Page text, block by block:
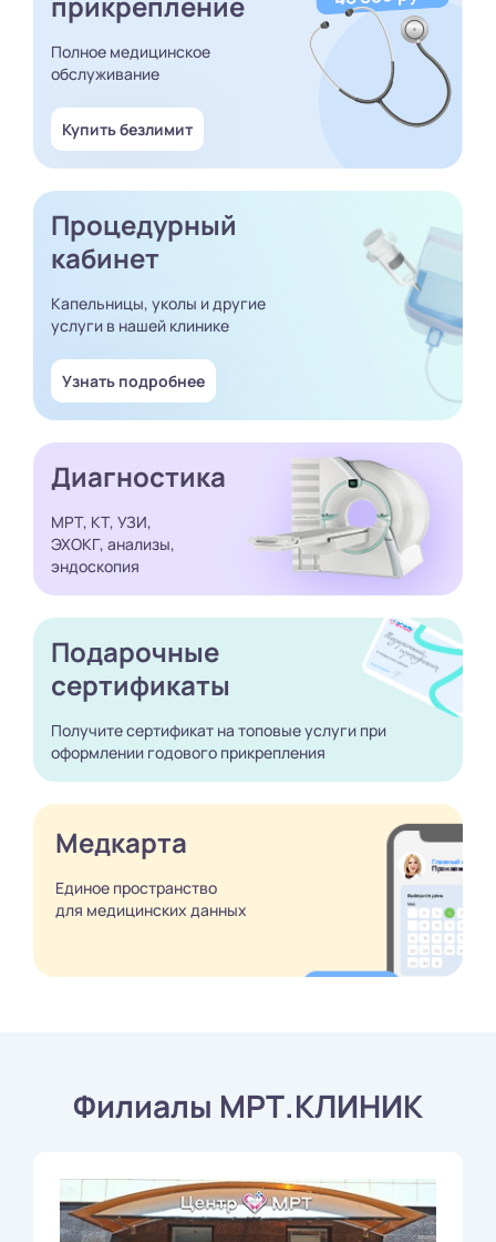
Полное медицинское
обслуживание
Купить безлимит
Процедурный
кабинет
Капельницы, уколы и другие
услуги в нашей клинике
Узнать подробнее
Диагностика
МРТ, КТ, УЗИ,
ЭХОКГ, анализы,
эндоскопия
Подарочные
сертификаты
Получите сертификат на топовые услуги при
оформлении годового прикрепления
Медкарта
Единое пространство
для медицинских данных
Филиалы МРТ.КЛИНИК